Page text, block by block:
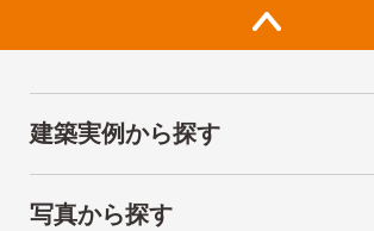
建築実例から探す
写真から探す